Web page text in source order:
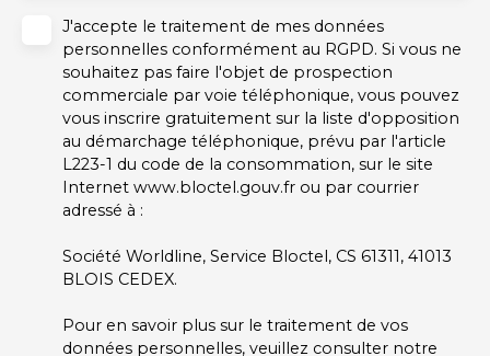
J'accepte le traitement de mes données
personnelles conformément au RGPD. Si vous ne
souhaitez pas faire l'objet de prospection
commerciale par voie téléphonique, vous pouvez
vous inscrire gratuitement sur la liste d'opposition
au démarchage téléphonique, prévu par l'article
L223-1 du code de la consommation, sur le site
Internet www.bloctel.gouv.fr ou par courrier
adressé à :
Société Worldline, Service Bloctel, CS 61311, 41013
BLOIS CEDEX.
Pour en savoir plus sur le traitement de vos
données personnelles, veuillez consulter notre